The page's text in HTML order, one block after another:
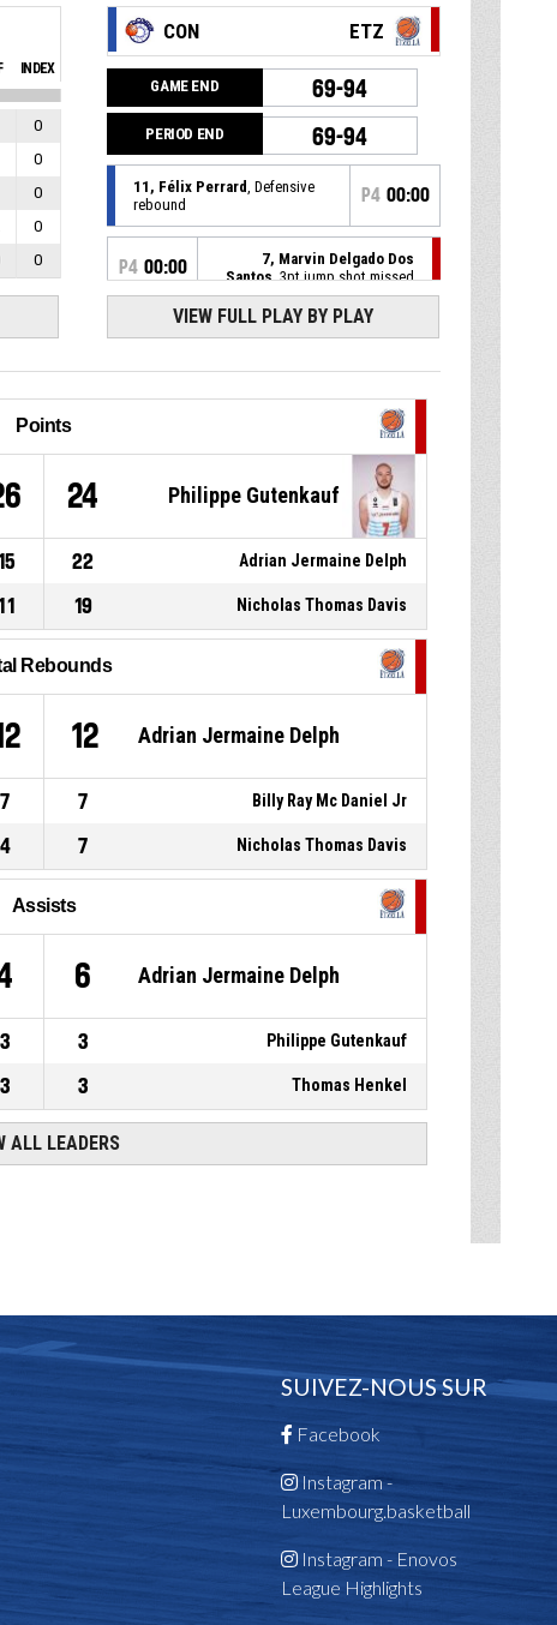
SUIVEZ-NOUS SUR
Facebook
Instagram -
Luxembourg.basketball
Instagram - Enovos
League Highlights